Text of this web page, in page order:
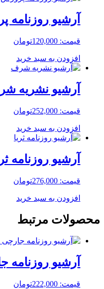
آرشیو روزنامه
قیمت: 120,000تومان
افزودن به سبد خرید
آرشیو نشریه
قیمت: 252,000تومان
افزودن به سبد خرید
آرشیو روزنامه
قیمت: 276,000تومان
افزودن به سبد خرید
محصولات مرتبط
آرشیو
قیمت: 222,000تومان